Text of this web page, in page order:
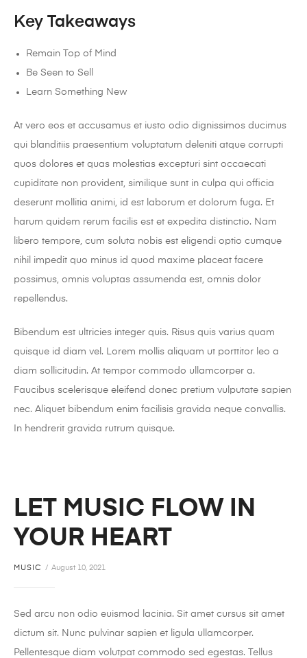
Key Takeaways
Remain Top of Mind
Be Seen to Sell
Learn Something New
At vero eos et accusamus et iusto odio dignissimos ducimus
qui blanditiis praesentium voluptatum deleniti atque corrupti
quos dolores et quas molestias excepturi sint occaecati
cupiditate non provident, similique sunt in culpa qui officia
deserunt mollitia animi, id est laborum et dolorum fuga. Et
harum quidem rerum facilis est et expedita distinctio. Nam
libero tempore, cum soluta nobis est eligendi optio cumque
nihil impedit quo minus id quod maxime placeat facere
possimus, omnis voluptas assumenda est, omnis dolor
repellendus.
Bibendum est ultricies integer quis. Risus quis varius quam
quisque id diam vel. Lorem mollis aliquam ut porttitor leo a
diam sollicitudin. At tempor commodo ullamcorper a.
Faucibus scelerisque eleifend donec pretium vulputate sapien
nec. Aliquet bibendum enim facilisis gravida neque convallis.
In hendrerit gravida rutrum quisque.
LET MUSIC FLOW IN
YOUR HEART
MUSIC August 10, 2021
Sed arcu non odio euismod lacinia. Sit amet cursus sit amet
dictum sit. Nunc pulvinar sapien et ligula ullamcorper.
Pellentesque diam volutpat commodo sed egestas. Tellus